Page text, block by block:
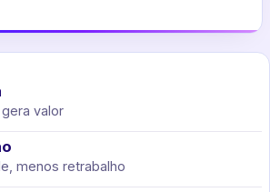
valor
menos retrabalho